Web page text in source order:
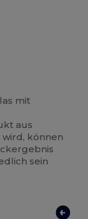
mit
aus
können
sein